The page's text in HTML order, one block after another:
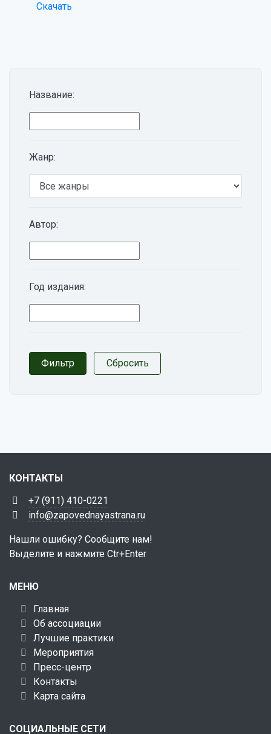
Название:
Жанр:
Автор:
Год издания:
Скачать
КОНТАКТЫ
+7 (911) 410-0221
info@zapovednayastrana.ru
Нашли ошибку? Сообщите нам!
Выделите и нажмите Ctr+Enter
МЕНЮ
Главная
Об ассоциации
Лучшие практики
Мероприятия
Пресс-центр
Контакты
Карта сайта
СОЦИАЛЬНЫЕ СЕТИ